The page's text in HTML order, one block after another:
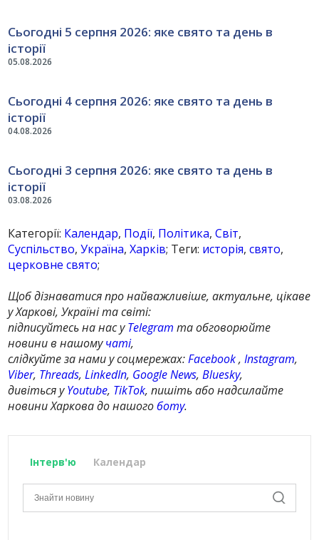
05.08.2026
Сьогодні 5 серпня 2026: яке свято та день в
історії
04.08.2026
Сьогодні 4 серпня 2026: яке свято та день в
історії
03.08.2026
Сьогодні 3 серпня 2026: яке свято та день в
історії
Категорії: Календар, Події, Політика,Світ,
Суспільство,Україна,Харків; Теги: исторія,свято,
церковне свято;
Щоб дізнаватися про найважливіше, актуальне, цікаве
у Харкові, Україні та світі:
підписуйтесь на нас уTelegram та обговорюйте
новини в нашомучаті,
слідкуйте за нами у соцмережах:Facebook,Instagram,
Viber, Threads,LinkedIn, Google News,Bluesky,
дивіться уYoutube, TikTok, пишіть або надсилайте
новини Харкова до нашогоботу.
Інтерв'ю Календар